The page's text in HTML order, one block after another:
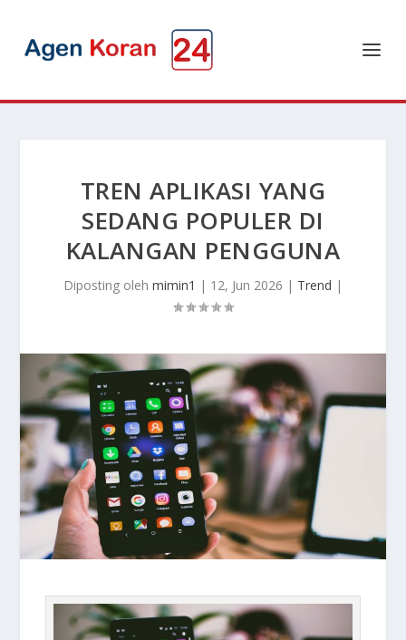
TREN APLIKASI YANG
SEDANG POPULER DI
KALANGAN PENGGUNA
Diposting oleh mimin1 | 12, Jun 2026 | Trend |